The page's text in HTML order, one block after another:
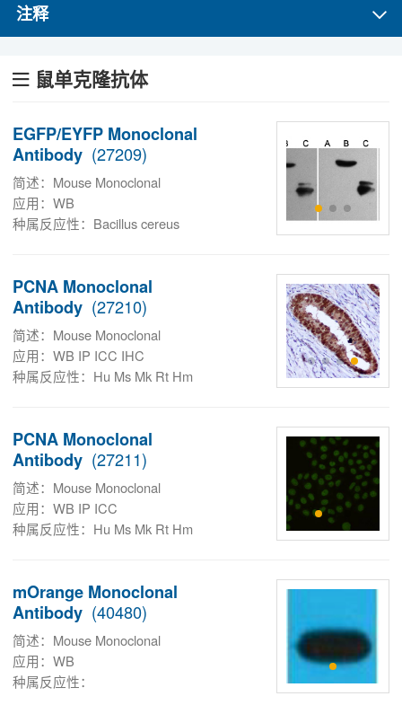
实验操作方案
注释
鼠单克隆抗体
EGFP/EYFP Monoclonal
Antibody (27209)
简述：Mouse Monoclonal
应用：WB
种属反应性：Bacillus cereus
PCNA Monoclonal
Antibody (27210)
简述：Mouse Monoclonal
应用：WB IP ICC IHC
种属反应性：Hu Ms Mk Rt Hm
PCNA Monoclonal
Antibody (27211)
简述：Mouse Monoclonal
应用：WB IP ICC
种属反应性：Hu Ms Mk Rt Hm
mOrange Monoclonal
Antibody (40480)
简述：Mouse Monoclonal
应用：WB
种属反应性：